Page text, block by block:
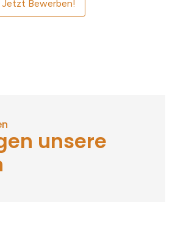
Jetzt Bewerben!
unsere